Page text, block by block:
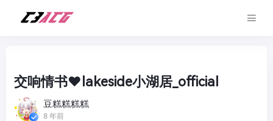
交响情书❤lakeside小湖居_official
豆糕糕糕糕
8 年前